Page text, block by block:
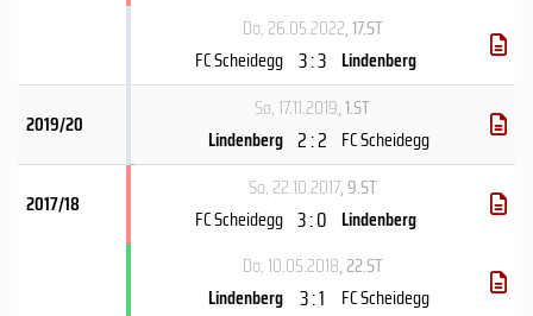
Do, 26.05.2022, 17.ST
FC Scheidegg 3 : 3 Lindenberg
2019/20
So, 17.11.2019, 1.ST
Lindenberg 2 : 2 FC Scheidegg
2017/18
So, 22.10.2017, 9.ST
FC Scheidegg 3 : 0 Lindenberg
Do, 10.05.2018, 22.ST
Lindenberg 3 : 1 FC Scheidegg